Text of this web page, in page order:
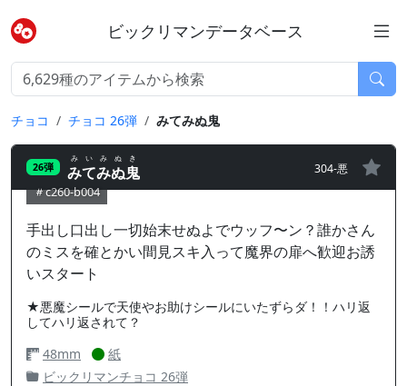
ビックリマンデータベース
チョコ チョコ 26弾 みてみぬ鬼
26弾 みてみぬ鬼
みいみぬき
304-悪
c260-b004
手出し口出し一切始末せぬよでウッフ〜ン？誰かさん
のミスを確とかい間見スキ入って魔界の扉へ歓迎お誘
いスタート
★悪魔シールで天使やお助けシールにいたずらダ！！ハリ返
してハリ返されて？
48mm
紙
ビックリマンチョコ 26弾